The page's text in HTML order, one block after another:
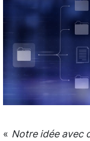
« Notre idée avec